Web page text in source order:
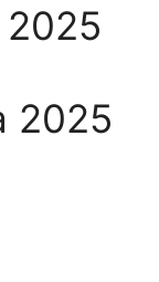
2025
2025